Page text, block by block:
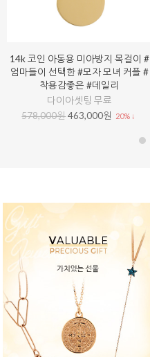
14k 코인 아동용 미아방지 목걸이 #
엄마들이 선택한 #모자 모녀 커플 #
착용감좋은 #데일리
다이아셋팅 무료
578,000원 463,000원 20% ↓